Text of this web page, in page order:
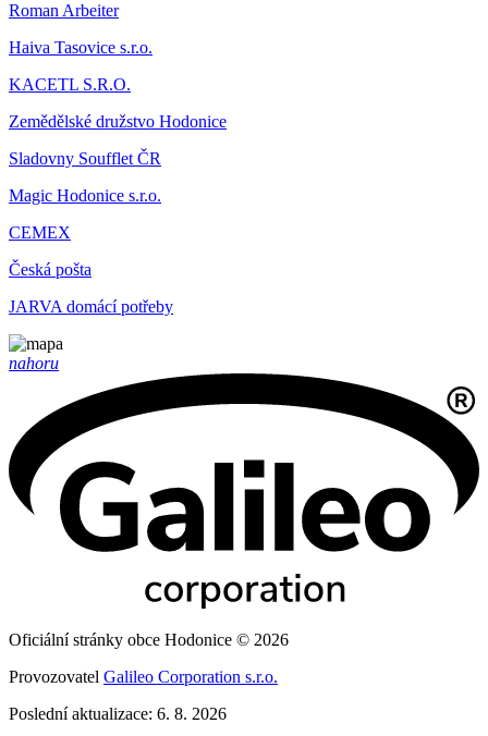
Roman Arbeiter
Haiva Tasovice s.r.o.
KACETL S.R.O.
Zemědělské družstvo Hodonice
Sladovny Soufflet ČR
Magic Hodonice s.r.o.
CEMEX
Česká pošta
JARVA domácí potřeby
nahoru
Oficiální stránky obce Hodonice © 2026
Provozovatel Galileo Corporation s.r.o.
Poslední aktualizace: 6. 8. 2026